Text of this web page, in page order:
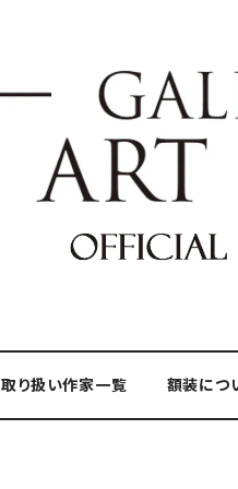
取り扱い作家一覧 額装につ